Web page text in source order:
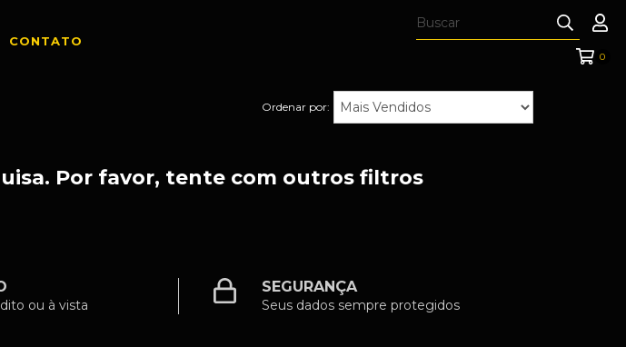
CONTATO
0
Ordenar por:
Por favor, tente com outros filtros
ou à vista
SEGURANÇA
Seus dados sempre protegidos